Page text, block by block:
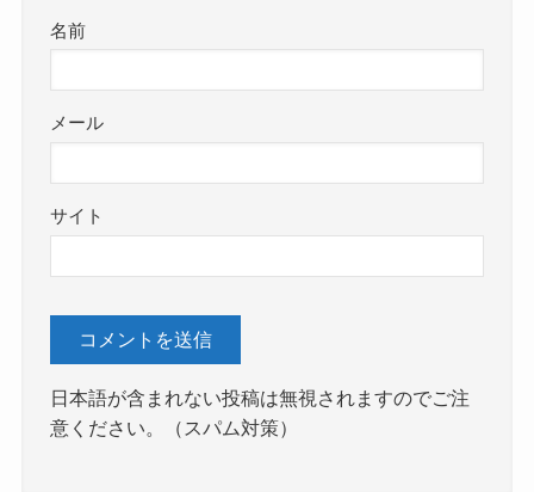
名前
メール
サイト
日本語が含まれない投稿は無視されますのでご注
意ください。（スパム対策）